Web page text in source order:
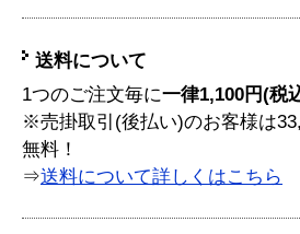
送料について
1つのご注文毎に一律1,100円(税
※売掛取引(後払い)のお客様は
無料！
⇒送料について詳しくはこちら